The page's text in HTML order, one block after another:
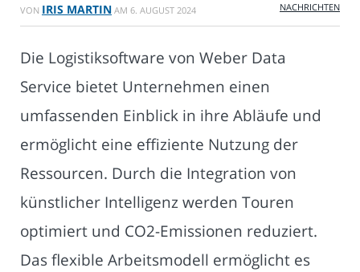
VON IRIS MARTIN AM 6. AUGUST 2024 NACHRICHTEN
Die Logistiksoftware von Weber Data
Service bietet Unternehmen einen
umfassenden Einblick in ihre Abläufe und
ermöglicht eine effiziente Nutzung der
Ressourcen. Durch die Integration von
künstlicher Intelligenz werden Touren
optimiert und CO2-Emissionen reduziert.
Das flexible Arbeitsmodell ermöglicht es